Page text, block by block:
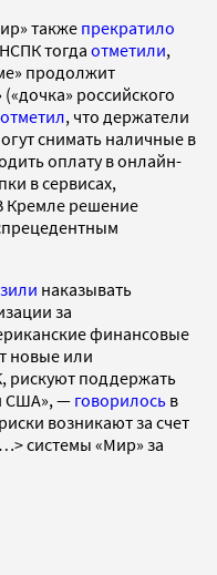
также прекратило
тогда отметили,
продолжит
российского
отметил, что держатели
снимать наличные в
оплату в онлайн-
в сервисах,
Кремле решение
наказывать
за
финансовые
новые или
рискуют поддержать
США», —говорилось в
возникают за счет
системы «Мир» за